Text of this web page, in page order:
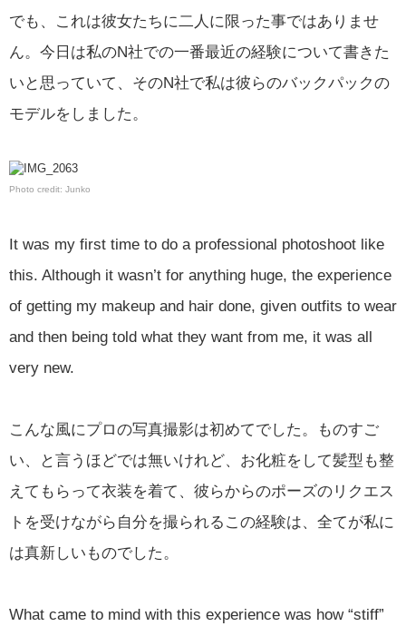
でも、これは彼女たちに二人に限った事ではありませ
ん。今日は私のN社での一番最近の経験について書きた
いと思っていて、そのN社で私は彼らのバックパックの
モデルをしました。
Photo credit: Junko
It was my first time to do a professional photoshoot like
this. Although it wasn’t for anything huge, the experience
of getting my makeup and hair done, given outfits to wear
and then being told what they want from me, it was all
very new.
こんな風にプロの写真撮影は初めてでした。ものすご
い、と言うほどでは無いけれど、お化粧をして髪型も整
えてもらって衣装を着て、彼らからのポーズのリクエス
トを受けながら自分を撮られるこの経験は、全てが私に
は真新しいものでした。
What came to mind with this experience was how “stiff”